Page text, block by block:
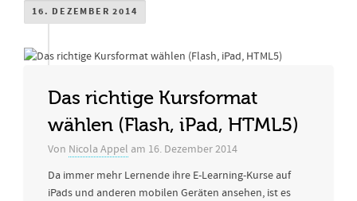
16. DEZEMBER 2014
Das richtige Kursformat
wählen (Flash, iPad, HTML5)
Von Nicola Appel am 16. Dezember 2014
Da immer mehr Lernende ihre E-Learning-Kurse auf
iPads und anderen mobilen Geräten ansehen, ist es